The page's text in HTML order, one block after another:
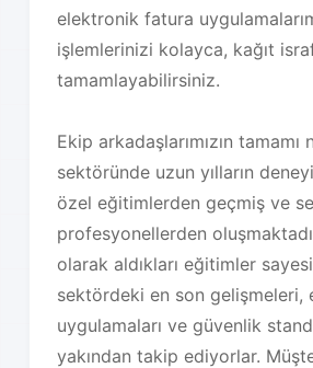
elektronik fatura
işlemlerinizi kolayca, kağıt
tamamlayabilirsiniz.
Ekip arkadaşlarımızın tamamı
sektöründe uzun yılların
özel eğitimlerden geçmiş ve
profesyonellerden
olarak aldıkları eğitimler
sektördeki en son gelişmeleri,
uygulamaları ve güvenlik
yakından takip ediyorlar.